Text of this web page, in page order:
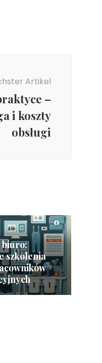
Artikel
–
i koszty
obsługi
biuro:
szkolenia